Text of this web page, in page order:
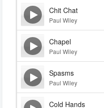
Chit Chat
Paul Wiley
Chapel
Paul Wiley
Spasms
Paul Wiley
Cold Hands